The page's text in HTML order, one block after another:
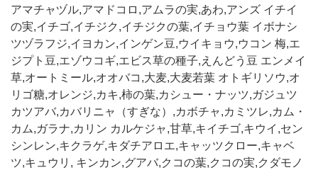
アマチャヅル,アマドコロ,アムラの実,あわ,アンズ イチイ
の実,イチゴ,イチジク,イチジクの葉,イチョウ葉 イボナシ
ツヅラフジ,イヨカン,インゲン豆,ウイキョウ,ウコン 梅,エ
ジプト豆,エゾウコギ,エビス草の種子,えんどう豆 エンメイ
草,オートミール,オオバコ,大麦,大麦若葉 オトギリソウ,オ
リゴ糖,オレンジ,カキ,柿の葉,カシュー・ナッツ,ガジュツ
カツアバ,カバリニャ（すぎな）,カボチャ,カミツレ,カム・
カム,ガラナ,カリン カルケジャ,甘草,キイチゴ,キウイ,セン
シンレン,キクラゲ,キダチアロエ,キャッツクロー,キャベ
ツ,キュウリ, キンカン,グアバ,クコの葉,クコの実,クダモノ